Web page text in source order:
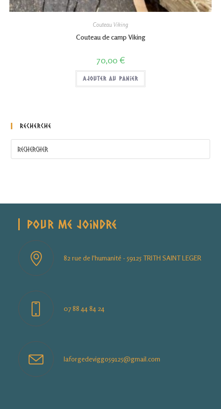
Couteau Viking
Couteau de camp Viking
70,00€
Ajouter au panier
Recherche
Pour Me Joindre
82 rue de l'humanité - 59125 TRITH SAINT LEGER
07 88 44 84 24
laforgedeviggo59125@gmail.com